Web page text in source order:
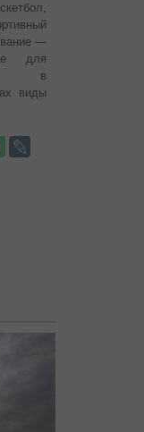
—
для
в
виды